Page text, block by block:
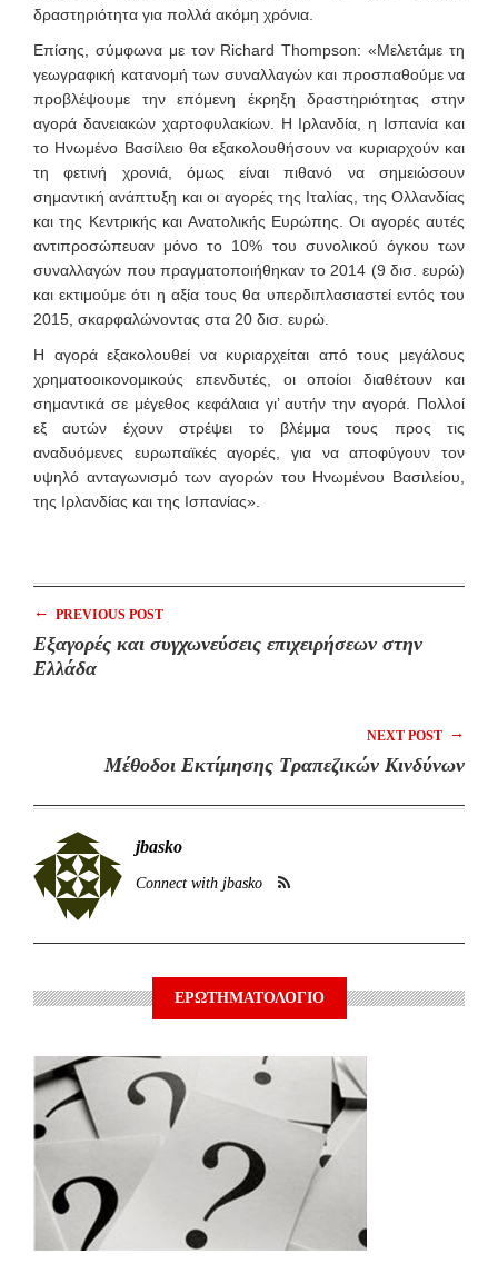
δραστηριότητα για πολλά ακόμη χρόνια.
Επίσης, σύμφωνα με τον Richard Thompson: «Μελετάμε τη
γεωγραφική κατανομή των συναλλαγών και προσπαθούμε να
προβλέψουμε την επόμενη έκρηξη δραστηριότητας στην
αγορά δανειακών χαρτοφυλακίων. Η Ιρλανδία, η Ισπανία και
το Ηνωμένο Βασίλειο θα εξακολουθήσουν να κυριαρχούν και
τη φετινή χρονιά, όμως είναι πιθανό να σημειώσουν
σημαντική ανάπτυξη και οι αγορές της Ιταλίας, της Ολλανδίας
και της Κεντρικής και Ανατολικής Ευρώπης. Οι αγορές αυτές
αντιπροσώπευαν μόνο το 10% του συνολικού όγκου των
συναλλαγών που πραγματοποιήθηκαν το 2014 (9 δισ. ευρώ)
και εκτιμούμε ότι η αξία τους θα υπερδιπλασιαστεί εντός του
2015, σκαρφαλώνοντας στα 20 δισ. ευρώ.
Η αγορά εξακολουθεί να κυριαρχείται από τους μεγάλους
χρηματοοικονομικούς επενδυτές, οι οποίοι διαθέτουν και
σημαντικά σε μέγεθος κεφάλαια γι’ αυτήν την αγορά. Πολλοί
εξ αυτών έχουν στρέψει το βλέμμα τους προς τις
αναδυόμενες ευρωπαϊκές αγορές, για να αποφύγουν τον
υψηλό ανταγωνισμό των αγορών του Ηνωμένου Βασιλείου,
της Ιρλανδίας και της Ισπανίας».
← PREVIOUS POST
Εξαγορές και συγχωνεύσεις επιχειρήσεων στην
Ελλάδα
NEXT POST →
Μέθοδοι Εκτίμησης Τραπεζικών Κινδύνων
jbasko
Connect with jbasko
ΕΡΩΤΗΜΑΤΟΛΟΓΙΟ